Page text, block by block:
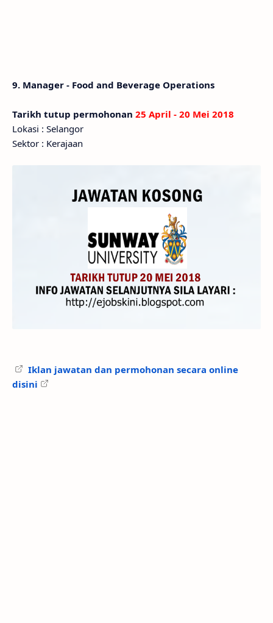
9. Manager - Food and Beverage Operations
Tarikh tutup permohonan 25 April - 20 Mei 2018
Lokasi : Selangor
Sektor : Kerajaan
Iklan jawatan dan permohonan secara online
disini